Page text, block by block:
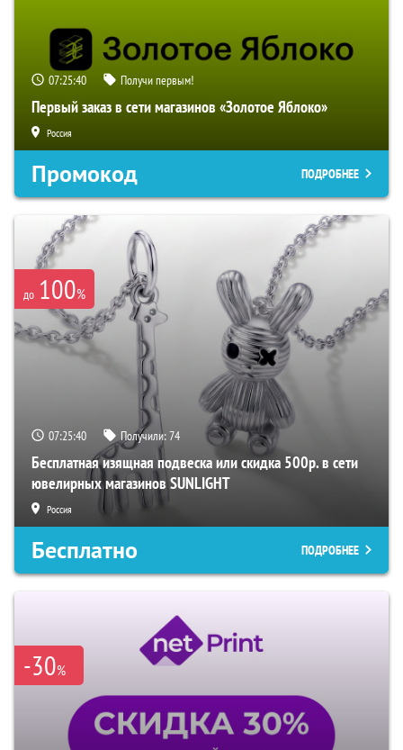
07:25:38 Получи первым!
Первый заказ в сети магазинов «Золотое Яблоко»
Россия
Промокод ПОДРОБНЕЕ
до 100%
07:25:38 Получили:74
Бесплатная изящная подвеска или скидка 500р. в сети
ювелирных магазинов SUNLIGHT
Россия
Бесплатно ПОДРОБНЕЕ
-30%